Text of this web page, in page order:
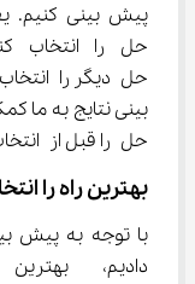
پیش بینی کنیم.
حل را قبل از
بهترین راه را